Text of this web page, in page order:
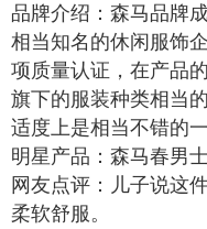
品牌介绍：森马品牌
相当知名的休闲服饰
项质量认证，在产品
旗下的服装种类相当
适度上是相当不错的一
明星产品：森马春男
网友点评：儿子说这
柔软舒服。